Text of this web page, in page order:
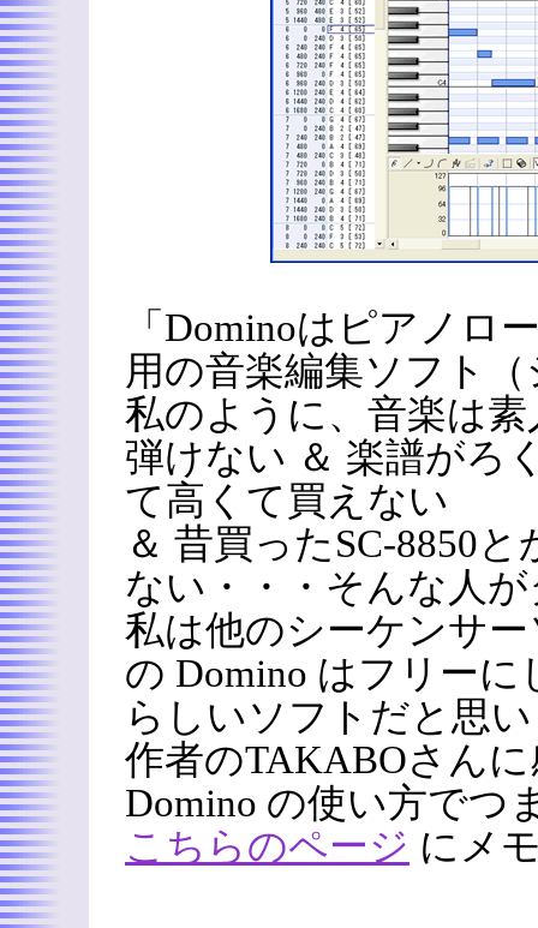
「Dominoはピアノロ
用の音楽編集ソフト
私のように、音楽は
弾けない ＆ 楽譜がろ
て高くて買えない
＆ 昔買ったSC-8850
ない・・・そんな人
私は他のシーケンサ
の Domino はフリー
らしいソフトだと思
作者のTAKABOさん
Domino の使い方で
こちらのページ にメ